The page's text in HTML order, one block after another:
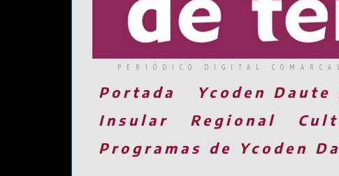
PERIÓDICO DIGITAL
Portada Ycoden Daute
Insular
Regional
Programas de Ycoden